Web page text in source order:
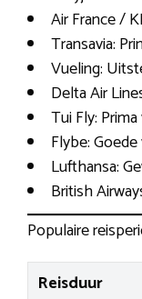
Air France /
Transavia:
Vueling:
Delta Air
Tui Fly:
Flybe:
Lufthansa:
British
Populaire
Reisduur